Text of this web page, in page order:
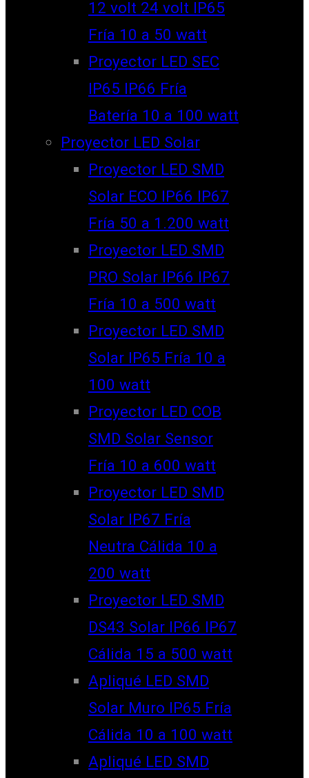
12 volt 24 volt IP65
Fría 10 a 50 watt
Proyector LED SEC
IP65 IP66 Fría
Batería 10 a 100 watt
Proyector LED Solar
Proyector LED SMD
Solar ECO IP66 IP67
Fría 50 a 1.200 watt
Proyector LED SMD
PRO Solar IP66 IP67
Fría 10 a 500 watt
Proyector LED SMD
Solar IP65 Fría 10 a
100 watt
Proyector LED COB
SMD Solar Sensor
Fría 10 a 600 watt
Proyector LED SMD
Solar IP67 Fría
Neutra Cálida 10 a
200 watt
Proyector LED SMD
DS43 Solar IP66 IP67
Cálida 15 a 500 watt
Apliqué LED SMD
Solar Muro IP65 Fría
Cálida 10 a 100 watt
Apliqué LED SMD